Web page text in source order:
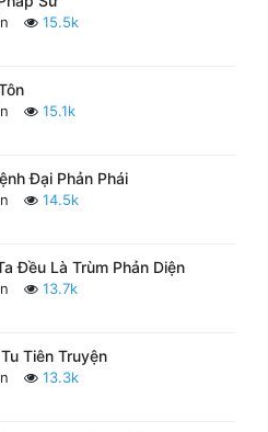
15.5k
15.1k
Đại Phản Phái
14.5k
Đều Là Trùm Phản Diện
13.7k
Tiên Truyện
13.3k